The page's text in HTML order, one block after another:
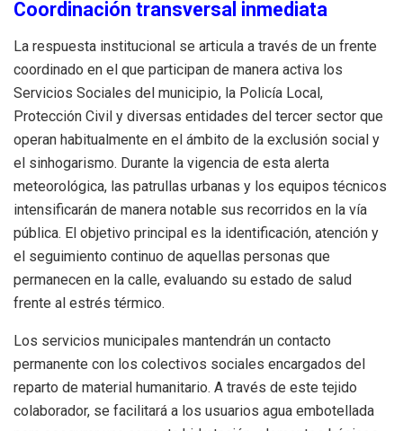
Coordinación transversal inmediata
La respuesta institucional se articula a través de un frente
coordinado en el que participan de manera activa los
Servicios Sociales del municipio, la Policía Local,
Protección Civil y diversas entidades del tercer sector que
operan habitualmente en el ámbito de la exclusión social y
el sinhogarismo. Durante la vigencia de esta alerta
meteorológica, las patrullas urbanas y los equipos técnicos
intensificarán de manera notable sus recorridos en la vía
pública. El objetivo principal es la identificación, atención y
el seguimiento continuo de aquellas personas que
permanecen en la calle, evaluando su estado de salud
frente al estrés térmico.
Los servicios municipales mantendrán un contacto
permanente con los colectivos sociales encargados del
reparto de material humanitario. A través de este tejido
colaborador, se facilitará a los usuarios agua embotellada